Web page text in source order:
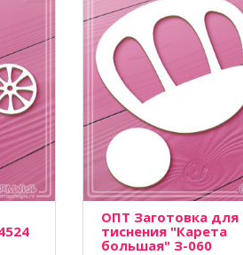
ОПТ Заготовка для
тиснения "Карета
большая" З-060